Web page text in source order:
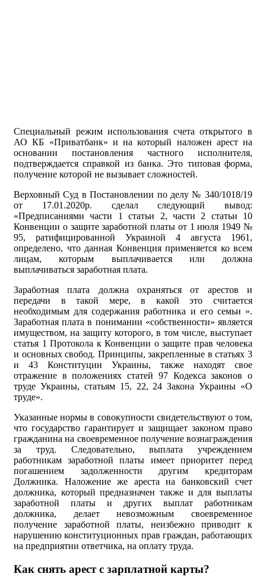
Специальный режим использования счета открытого в
АО КБ «Приватбанк» и на который наложен арест на
основании постановления частного исполнителя,
подтверждается справкой из банка. Это типовая форма,
получение которой не вызывает сложностей.
Верховный Суд в Постановлении по делу № 340/1018/19
от 17.01.2020р. сделал следующий вывод:
«Предписаниями части 1 статьи 2, части 2 статьи 10
Конвенции о защите заработной платы от 1 июля 1949 №
95, ратифицированной Украиной 4 августа 1961,
определено, что данная Конвенция применяется ко всем
лицам, которым выплачивается или должна
выплачиваться заработная плата.
Заработная плата должна охраняться от арестов и
передачи в такой мере, в какой это считается
необходимым для содержания работника и его семьи ».
Заработная плата в понимании «собственности» является
имуществом, на защиту которого, в том числе, выступает
статья 1 Протокола к Конвенции о защите прав человека
и основных свобод. Принципы, закрепленные в статьях 3
и 43 Конституции Украины, также находят свое
отражение в положениях статей 97 Кодекса законов о
труде Украины, статьям 15, 22, 24 Закона Украины «О
труде».
Указанные нормы в совокупности свидетельствуют о том,
что государство гарантирует и защищает законом право
гражданина на своевременное получение вознаграждения
за труд. Следовательно, выплата учреждением
работникам заработной платы имеет приоритет перед
погашением задолженности другим кредиторам
Должника. Наложение же ареста на банковский счет
должника, который предназначен также и для выплаты
заработной платы и других выплат работникам
должника, делает невозможным своевременное
получение заработной платы, неизбежно приводит к
нарушению конституционных прав граждан, работающих
на предприятии ответчика, на оплату труда.
Как снять арест с зарплатной карты?